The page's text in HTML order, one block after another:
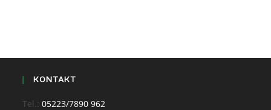
KONTAKT
Tel.:05223/7890 962